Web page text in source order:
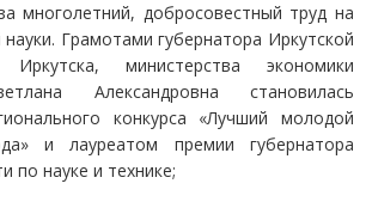
многолетний, добросовестный труд на
науки. Грамотами губернатора Иркутской
министерства экономики
Александровна становилась
конкурса «Лучший молодой
и лауреатом премии губернатора
по науке и технике;